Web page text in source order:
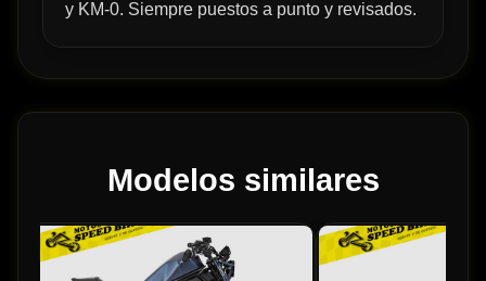
y KM-0. Siempre puestos a punto y revisados.
Modelos similares